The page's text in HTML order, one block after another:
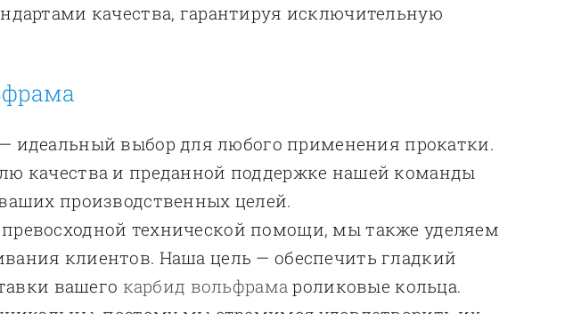
качества, гарантируя исключительную
идеальный выбор для любого применения прокатки.
качества и преданной поддержке нашей команды
производственных целей.
технической помощи, мы также уделяем
клиентов. Наша цель — обеспечить гладкий
вашего карбид вольфрама роликовые кольца.